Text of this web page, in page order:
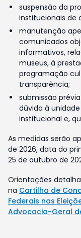
suspensão da
institucionais de
manutenção
comunicados
informativos,
museus, à
programação
transparência;
submissão
dúvida à
institucional e,
As medidas serão
de 2026, data do
25 de outubro de
Orientações
na Cartilha de
Federais nas
Advocacia-Geral